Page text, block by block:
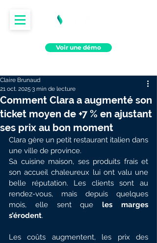
Voir une démo
Comment Clara a augmenté son
ticket moyen de +7 % en ajustant
ses prix au bon moment
Claire Brunaud
21 oct. 2025 3 min de lecture
Clara gère un petit restaurant italien dans
une ville de province.
Sa cuisine maison, ses produits frais et
son accueil chaleureux lui ont valu une
belle réputation. Les clients sont au
rendez-vous, mais depuis quelques
mois, elle sent que les marges
s’érodent.
Les coûts augmentent, les prix des